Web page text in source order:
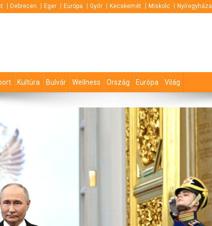
Debrecen Eger Európa Győr Kecskemét Miskolc Nyíregyháza
Kultúra Bulvár Wellness Ország Európa Világ